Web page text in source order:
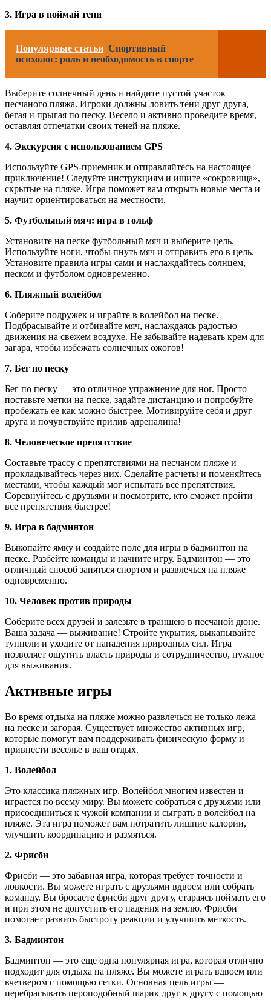
3. Игра в поймай тени
Популярные статьи Спортивный
психолог: роль и необходимость в спорте
Выберите солнечный день и найдите пустой участок
песчаного пляжа. Игроки должны ловить тени друг друга,
бегая и прыгая по песку. Весело и активно проведите время,
оставляя отпечатки своих теней на пляже.
4. Экскурсия с использованием GPS
Используйте GPS-приемник и отправляйтесь на настоящее
приключение! Следуйте инструкциям и ищите «сокровища»,
скрытые на пляже. Игра поможет вам открыть новые места и
научит ориентироваться на местности.
5. Футбольный мяч: игра в гольф
Установите на песке футбольный мяч и выберите цель.
Используйте ноги, чтобы пнуть мяч и отправить его в цель.
Установите правила игры сами и наслаждайтесь солнцем,
песком и футболом одновременно.
6. Пляжный волейбол
Соберите подружек и играйте в волейбол на песке.
Подбрасывайте и отбивайте мяч, наслаждаясь радостью
движения на свежем воздухе. Не забывайте надевать крем для
загара, чтобы избежать солнечных ожогов!
7. Бег по песку
Бег по песку — это отличное упражнение для ног. Просто
поставьте метки на песке, задайте дистанцию и попробуйте
пробежать ее как можно быстрее. Мотивируйте себя и друг
друга и почувствуйте прилив адреналина!
8. Человеческое препятствие
Составьте трассу с препятствиями на песчаном пляже и
прокладывайтесь через них. Сделайте расчеты и поменяйтесь
местами, чтобы каждый мог испытать все препятствия.
Соревнуйтесь с друзьями и посмотрите, кто сможет пройти
все препятствия быстрее!
9. Игра в бадминтон
Выкопайте ямку и создайте поле для игры в бадминтон на
песке. Разбейте команды и начните игру. Бадминтон — это
отличный способ заняться спортом и развлечься на пляже
одновременно.
10. Человек против природы
Соберите всех друзей и залезьте в траншею в песчаной дюне.
Ваша задача — выживание! Стройте укрытия, выкапывайте
туннели и уходите от нападения природных сил. Игра
позволяет ощутить власть природы и сотрудничество, нужное
для выживания.
Активные игры
Во время отдыха на пляже можно развлечься не только лежа
на песке и загорая. Существует множество активных игр,
которые помогут вам поддерживать физическую форму и
привнести веселье в ваш отдых.
1. Волейбол
Это классика пляжных игр. Волейбол многим известен и
играется по всему миру. Вы можете собраться с друзьями или
присоединиться к чужой компании и сыграть в волейбол на
пляже. Эта игра поможет вам потратить лишние калории,
улучшить координацию и размяться.
2. Фрисби
Фрисби — это забавная игра, которая требует точности и
ловкости. Вы можете играть с друзьями вдвоем или собрать
команду. Вы бросаете фрисби друг другу, стараясь поймать его
и при этом не допустить его падения на землю. Фрисби
помогает развить быстроту реакции и улучшить меткость.
3. Бадминтон
Бадминтон — это еще одна популярная игра, которая отлично
подходит для отдыха на пляже. Вы можете играть вдвоем или
вчетвером с помощью сетки. Основная цель игры —
перебрасывать пероподобный шарик друг к другу с помощью